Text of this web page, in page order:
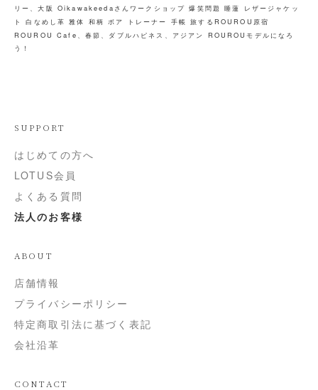
リー、大阪 Oikawakeedaさんワークショップ 爆笑問題 睡蓮
レザージャケッ
ト
白なめし革 雅体 和柄 ボア トレーナー 手帳 旅するROUROU原宿
ROUROU Cafe、春節、ダブルハピネス、アジアン
ROUROUモデルになろ
う！
SUPPORT
はじめての方へ
LOTUS会員
よくある質問
法人のお客様
ABOUT
店舗情報
プライバシーポリシー
特定商取引法に基づく表記
会社沿革
CONTACT